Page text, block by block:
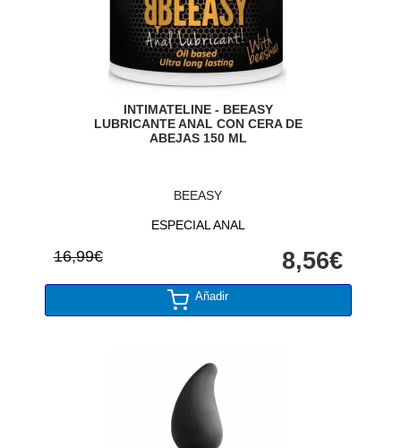
INTIMATELINE - BEEASY
LUBRICANTE ANAL CON CERA DE
ABEJAS 150 ML
BEEASY
ESPECIAL ANAL
16,99€ 8,56€
Añadir